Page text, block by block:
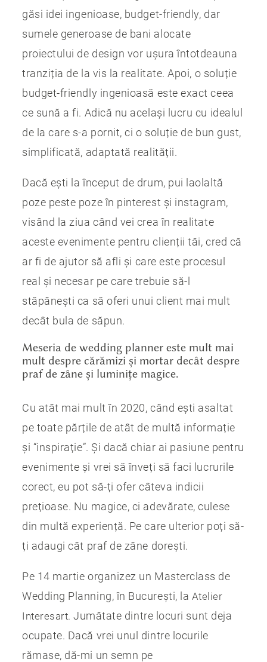
găsi idei ingenioase, budget-friendly, dar
sumele generoase de bani alocate
proiectului de design vor ușura întotdeauna
tranziția de la vis la realitate. Apoi, o soluție
budget-friendly ingenioasă este exact ceea
ce sună a fi. Adică nu același lucru cu idealul
de la care s-a pornit, ci o soluție de bun gust,
simplificată, adaptată realității.
Dacă ești la început de drum, pui laolaltă
poze peste poze în pinterest și instagram,
visând la ziua când vei crea în realitate
aceste evenimente pentru clienții tăi, cred că
ar fi de ajutor să afli și care este procesul
real și necesar pe care trebuie să-l
stăpânești ca să oferi unui client mai mult
decât bula de săpun.
Meseria de wedding planner este mult mai
mult despre cărămizi și mortar decât despre
praf de zâne și luminițe magice.
Cu atât mai mult în 2020, când ești asaltat
pe toate părțile de atât de multă informație
și “inspirație”. Și dacă chiar ai pasiune pentru
evenimente și vrei să înveți să faci lucrurile
corect, eu pot să-ți ofer câteva indicii
prețioase. Nu magice, ci adevărate, culese
din multă experiență. Pe care ulterior poți să-
ți adaugi cât praf de zâne dorești.
Pe 14 martie organizez un Masterclass de
Wedding Planning, în București, la Atelier
Interesart. Jumătate dintre locuri sunt deja
ocupate. Dacă vrei unul dintre locurile
rămase, dă-mi un semn pe